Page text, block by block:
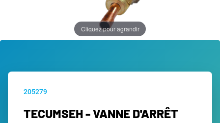
Cliquez pour agrandir
205279
TECUMSEH - VANNE D'ARRÊT